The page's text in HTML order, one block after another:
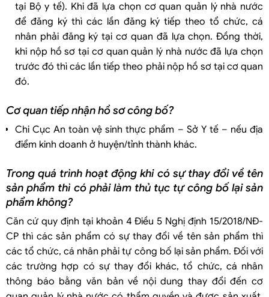
tại Bộ y tế). Khi đã lựa chọn cơ quan quản lý nhà nước
để đăng ký thì các lần đăng ký tiếp theo tổ chức, cá
nhân phải đăng ký tại cơ quan đã lựa chọn. Đồng thời,
khi nộp hồ sơ tại cơ quan quản lý nhà nước đã lựa chọn
trước đó thì các lần tiếp theo phải nộp hồ sơ tại cơ quan
đó.
Cơ quan tiếp nhận hồ sơ công bố?
Chi Cục An toàn vệ sinh thực phẩm – Sở Y tế – nếu địa
điểm kinh doanh ở huyện/tỉnh thành khác.
Trong quá trình hoạt động khi có sự thay đổi về tên
sản phẩm thì có phải làm thủ tục tự công bố lại sản
phẩm không?
Căn cứ quy định tại khoản 4 Điều 5 Nghị định 15/2018/NĐ-
CP thì các sản phẩm có sự thay đổi về tên sản phẩm thì
các tổ chức, cá nhân phải tự công bố lại sản phẩm. Đối với
các trường hợp có sự thay đổi khác, tổ chức, cá nhân
thông báo bằng văn bản về nội dung thay đổi đến cơ